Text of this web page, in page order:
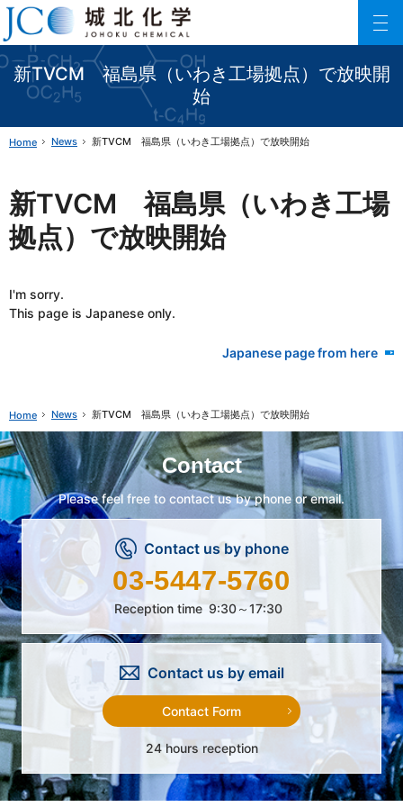
新TVCM 福島県（いわき工場拠点）で放映開
始
Johoku Chemical
ファインケミカル製品の専門メーカー 城北化学工業株式会社
Home News 新TVCM 福島県（いわき工場拠点）で放映開始
新TVCM 福島県（いわき工場
拠点）で放映開始
I'm sorry.
This page is Japanese only.
Japanese page from here
Home News 新TVCM 福島県（いわき工場拠点）で放映開始
Contact
Please feel free to contact us by phone or email.
Contact us by phone
03-5447-5760
Reception time 9:30～17:30
Contact us by email
Contact Form
24 hours reception